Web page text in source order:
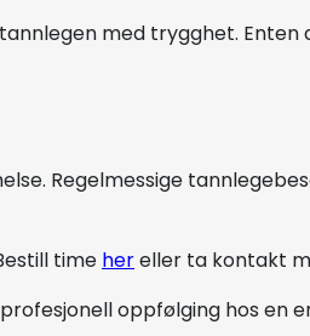
med trygghet.
Regelmessige
time hereller ta kontakt
oppfølging hos